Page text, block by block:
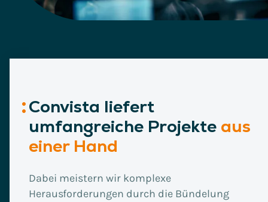
Convista liefert
umfangreiche Projekte aus
einer Hand
Dabei meistern wir komplexe
Herausforderungen durch die Bündelung